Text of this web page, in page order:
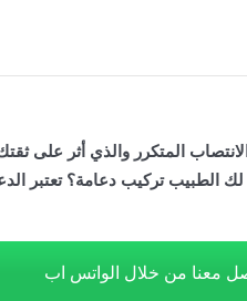
المتكرر والذي أثر على
الطبيب تركيب دعامة؟ تعتبر
معنا من خلال الواتس اب